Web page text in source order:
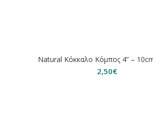
Natural Κόκκαλο Κόμπος 4” –
2,50€